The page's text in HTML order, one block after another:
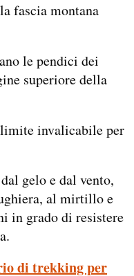
fascia montana
le pendici dei
superiore della
invalicabile per
gelo e dal vento,
al mirtillo e
in grado di resistere
di trekking per